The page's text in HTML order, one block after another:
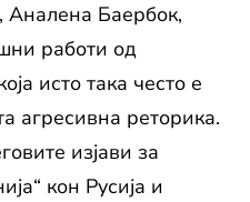
Аналена Баербок,
работи од
исто така често е
агресивна реторика.
изјави за
кон Русија и